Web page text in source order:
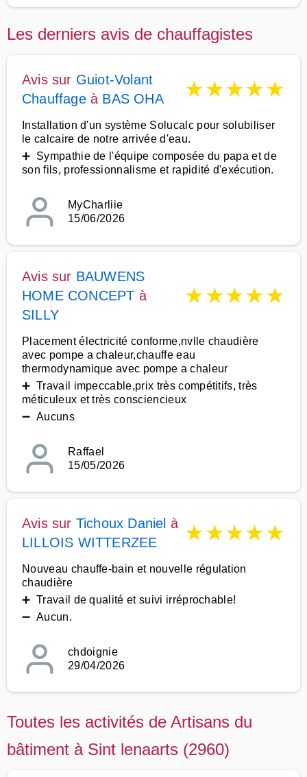
Les derniers avis de chauffagistes
Avis sur Guiot-Volant
Chauffageà BAS OHA ★★★★★
Installation d'un système Solucalc pour solubiliser
le calcaire de notre arrivée d'eau.
➕ Sympathie de l'équipe composée du papa et de
son fils, professionnalisme et rapidité d'exécution.
MyCharliie
15/06/2026
Avis sur BAUWENS
HOME CONCEPT à
SILLY
★★★★★
Placement électricité conforme,nvlle chaudière
avec pompe a chaleur,chauffe eau
thermodynamique avec pompe a chaleur
➕ Travail impeccable,prix très compétitifs, très
méticuleux et très consciencieux
➖ Aucuns
Raffael
15/05/2026
Avis sur Tichoux Daniel à
LILLOIS WITTERZEE
★★★★★
Nouveau chauffe-bain et nouvelle régulation
chaudière
➕ Travail de qualité et suivi irréprochable!
➖ Aucun.
chdoignie
29/04/2026
Toutes les activités de Artisans du
bâtiment à Sint lenaarts (2960)